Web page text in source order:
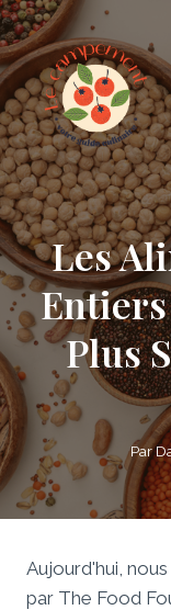
Skip
to
content
Les
Entiers
Plus
Par
Aujourd'hui,
par The Food